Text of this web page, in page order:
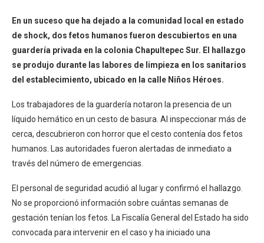
En un suceso que ha dejado a la comunidad local en estado
de shock, dos fetos humanos fueron descubiertos en una
guardería privada en la colonia Chapultepec Sur. El hallazgo
se produjo durante las labores de limpieza en los sanitarios
del establecimiento, ubicado en la calle Niños Héroes.
Los trabajadores de la guardería notaron la presencia de un
líquido hemático en un cesto de basura. Al inspeccionar más de
cerca, descubrieron con horror que el cesto contenía dos fetos
humanos. Las autoridades fueron alertadas de inmediato a
través del número de emergencias.
El personal de seguridad acudió al lugar y confirmó el hallazgo.
No se proporcionó información sobre cuántas semanas de
gestación tenían los fetos. La Fiscalía General del Estado ha sido
convocada para intervenir en el caso y ha iniciado una